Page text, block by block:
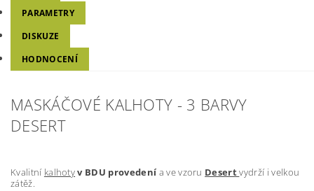
PARAMETRY
DISKUZE
HODNOCENÍ
MASKÁČOVÉ KALHOTY - 3 BARVY
DESERT
Kvalitní kalhotyv BDU provedenía ve vzoru Desertvydrží i velkou
zátěž.